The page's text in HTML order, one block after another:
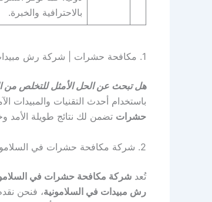
بالاحترافية والخبرة.
1. مكافحة حشرات | شركة رش مبيدات في السلامونية | شركة ابادة حشرات | “+شركة+مكافحة+حشرات+في+السلامونية+”
هل تبحث عن الحل الأمثل للتخلص من
باستخدام أحدث التقنيات والمبيدات
حشرات تضمن لك نتائج طويلة الأمد
2. شركة مكافحة حشرات في السلامونية شاملة |
تُعد شركة مكافحة حشرات في
رش مبيدات في السلامونية، فنحن